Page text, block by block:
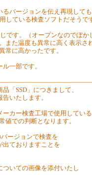
バージョンを伝え再現しても
している検査ソフトだそうで
です。（オープンなのでぼか
また温度も異常に高く表示さ
常に高かったです。
一部です。
「SSD」につきまして、
いたします。
カー検査工場で使用している
値での判断となります。
ージョンで検査を
出ておりますことを
いての画像を添付いたし